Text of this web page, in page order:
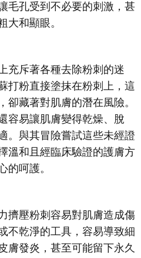
毛孔受到不必要的刺激，甚
大和顯眼。
充斥著各種去除粉刺的迷
打粉直接塗抹在粉刺上，這
卻藏著對肌膚的潛在風險。
容易讓肌膚變得乾燥、脫
。與其冒險嘗試這些未經證
溫和且經臨床驗證的護膚方
的呵護。
擠壓粉刺容易對肌膚造成傷
不乾淨的工具，容易導致細
膚發炎，甚至可能留下永久